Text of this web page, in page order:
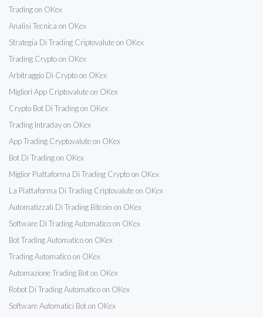
Trading on OKex
Analisi Tecnica on OKex
Strategia Di Trading Criptovalute on OKex
Trading Crypto on OKex
Arbitraggio Di Crypto on OKex
Migliori App Criptovalute on OKex
Crypto Bot Di Trading on OKex
Trading Intraday on OKex
App Trading Cryptovalute on OKex
Bot Di Trading on OKex
Miglior Piattaforma Di Trading Crypto on OKex
La Piattaforma Di Trading Criptovalute on OKex
Automatizzati Di Trading Bitcoin on OKex
Software Di Trading Automatico on OKex
Bot Trading Automatico on OKex
Trading Automatico on OKex
Automazione Trading Bot on OKex
Robot Di Trading Automatico on OKex
Software Automatici Bot on OKex